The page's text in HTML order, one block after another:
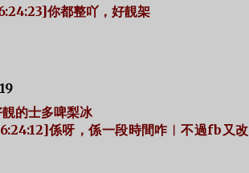
你都整吖，好靚架
的士多啤梨冰
係呀，係一段時間咋︳不過fb又改